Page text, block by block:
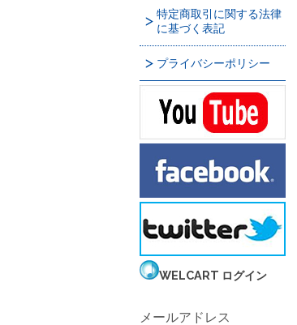
特定商取引に関する法律
に基づく表記
プライバシーポリシー
WELCART ログイン
メールアドレス